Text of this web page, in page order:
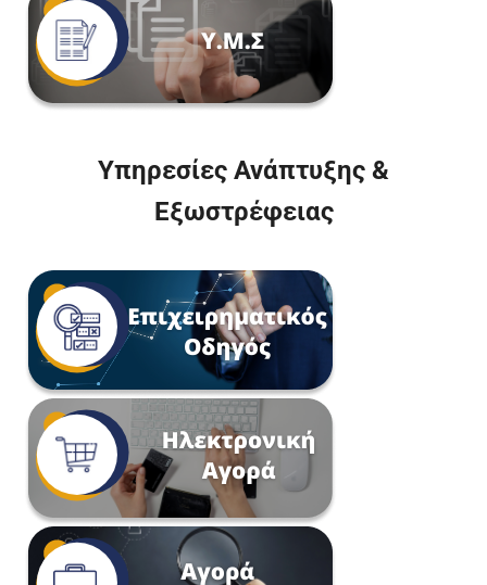
Υπηρεσίες Ανάπτυξης &
Εξωστρέφειας